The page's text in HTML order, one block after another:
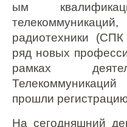
ым
радиотехники (СПК
ряд новых
рамках
прошли
На сегодняшний